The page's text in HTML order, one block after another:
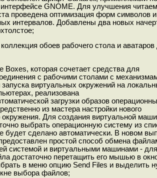
GNOME. Для улучшения
проведена оптимизация форм символов и
интервалов. Добавлены два новых
обоев рабочего стола и аватаров
Boxes, которая сочетает средства для
с рабочими столами с
виртуальных окружений на
реализована
загрузки образов
из мастера настройки нового
окружения. Для создания виртуальной
выбрать операционную систему из
будет сделано автоматически. В новом
простой способ обмена
системой и виртуальными машинами - для
достаточно перетащить его мышью в
в меню опцию Send Files и выделить
выбора файлов;